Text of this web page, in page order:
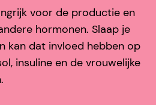
voor de productie en
hormonen. Slaap je
kan dat invloed hebben op
insuline en de vrouwelijke